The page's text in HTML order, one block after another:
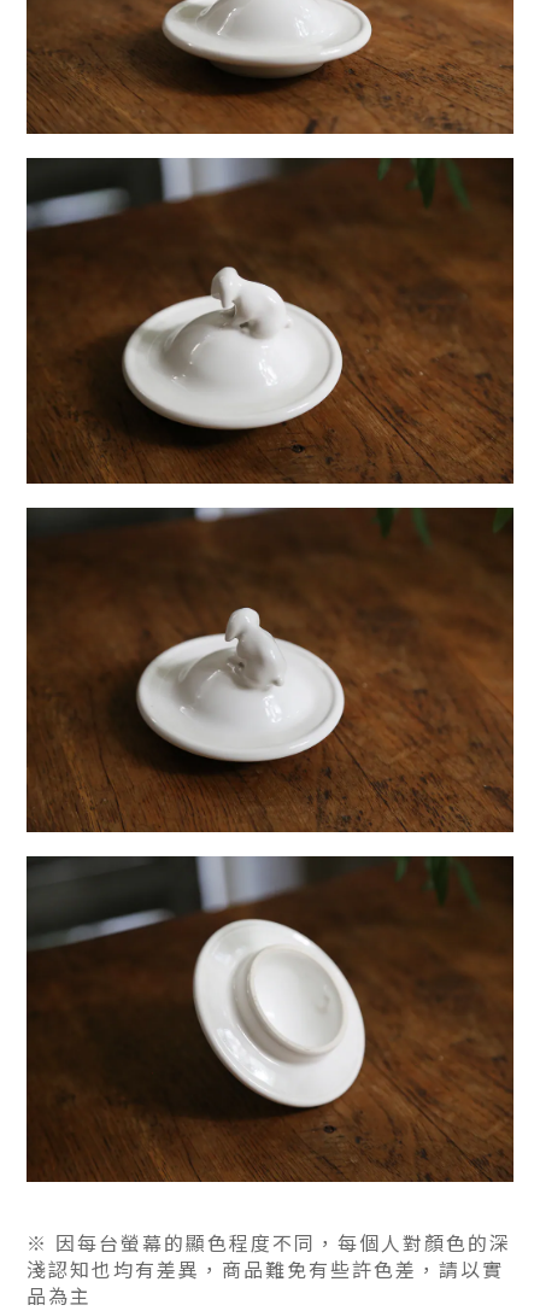
※ 因每台螢幕的顯色程度不同，每個人對顏色的深
淺認知也均有差異，商品難免有些許色差， 請以實
品為主